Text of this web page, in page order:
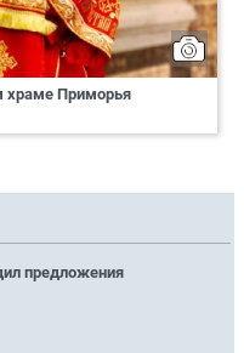
храме Приморья
предложения